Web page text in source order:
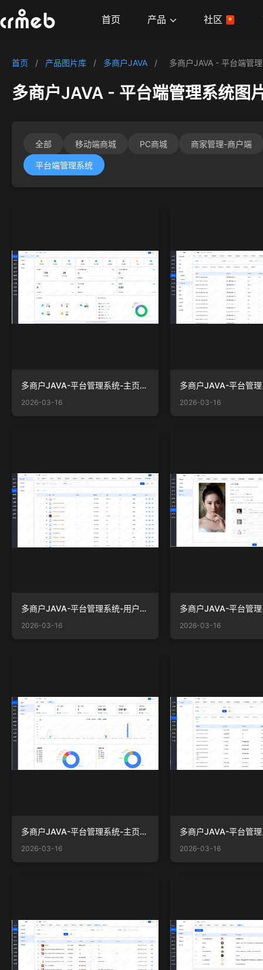
首页 产品 社区
首页 / 产品图片库 / 多商户JAVA / 多商户JAVA - 平台端管
多商户JAVA - 平台端管理系统图
全部 移动端商城 PC商城 商家管理-商户端
平台端管理系统
多商户JAVA-平台管理系统-主页-控制台.png
2026-03-16 2026-03-16
多商户JAVA-平台管理系统-用户-用户列表.png
2026-03-16 2026-03-16
多商户JAVA-平台管理系统-主页-订单统计.png
2026-03-16 2026-03-16